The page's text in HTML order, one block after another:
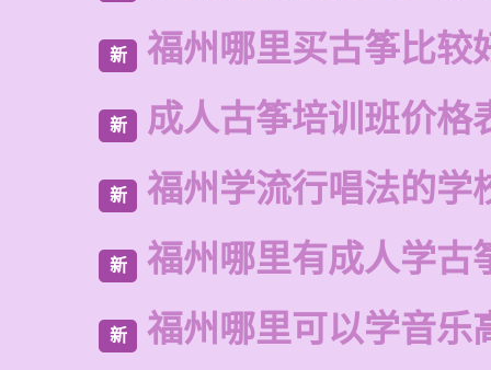
新 福州哪里买古筝比较
新 成人古筝培训班价格
新 福州学流行唱法的学
新 福州哪里有成人学古
新 福州哪里可以学音乐